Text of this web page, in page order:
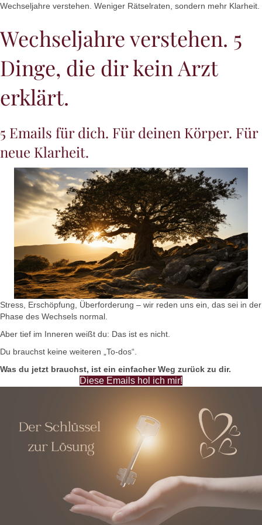
Wechseljahre verstehen. Weniger Rätselraten, sondern mehr Klarheit.
Wechseljahre verstehen. 5
Dinge, die dir kein Arzt
erklärt.
5 Emails für dich. Für deinen Körper. Für
neue Klarheit.
Stress, Erschöpfung, Überforderung – wir reden uns ein, das sei in der
Phase des Wechsels normal.
Aber tief im Inneren weißt du: Das ist es nicht.
Du brauchst keine weiteren „To-dos“.
Was du jetzt brauchst, ist ein einfacher Weg zurück zu dir.
Diese Emails hol ich mir!